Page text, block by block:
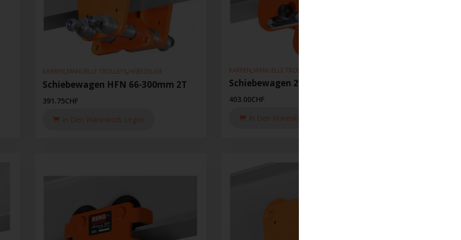
KARREN,MANUELLE TROLLEYS,HEBEZEUGE
Schiebewagen HFN 66-300mm 2T
391.75CHF
In Den Warenkorb Legen
KARREN,MANUELLE TROLLEYS
Schiebewagen 211 65-155mm 2T
403.00CHF
In Den Warenkorb Legen